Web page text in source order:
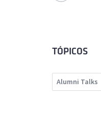
TÓPICOS
Alumni Talks